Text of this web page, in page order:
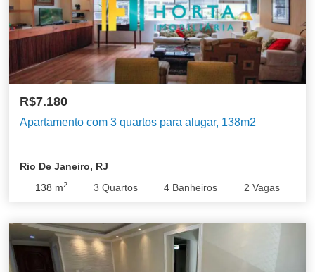
R$7.180
Apartamento com 3 quartos para alugar, 138m2
Rio De Janeiro, RJ
138 m2 3 Quartos 4 Banheiros 2 Vagas